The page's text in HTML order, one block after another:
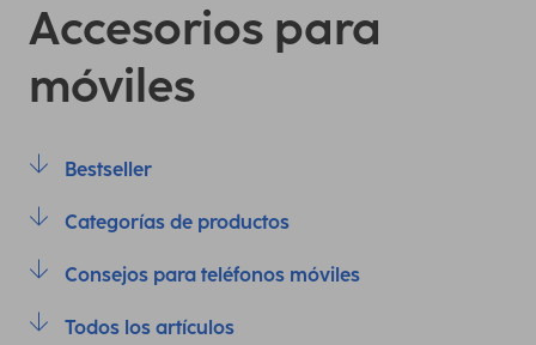
Accesorios para
móviles
Bestseller
Categorías de productos
Consejos para teléfonos móviles
Todos los artículos